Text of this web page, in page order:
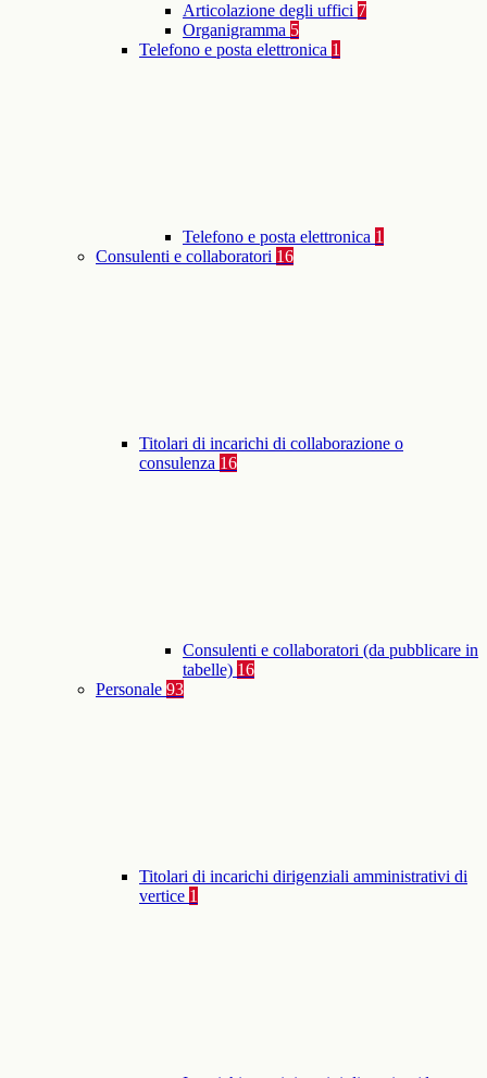
Articolazione degli uffici 7
Organigramma 5
Telefono e posta elettronica 1
Telefono e posta elettronica 1
Consulenti e collaboratori 16
Titolari di incarichi di collaborazione o
consulenza 16
Consulenti e collaboratori (da pubblicare in
tabelle) 16
Personale 93
Titolari di incarichi dirigenziali amministrativi di
vertice 1